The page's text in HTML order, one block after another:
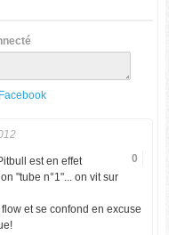
0
est en effet
"tube n°1"... on vit sur
et se confond en excuse